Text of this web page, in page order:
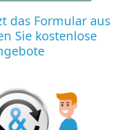
das Formular aus
Sie kostenlose